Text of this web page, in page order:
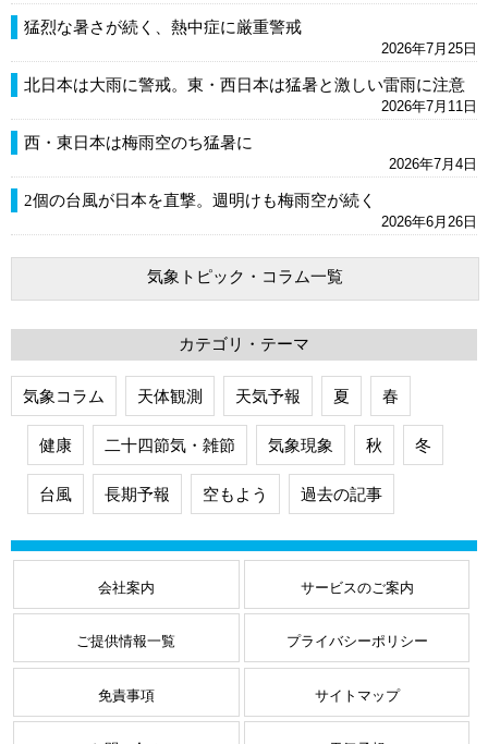
猛烈な暑さが続く、熱中症に厳重警戒
2026年7月25日
北日本は大雨に警戒。東・西日本は猛暑と激しい雷雨に注意
2026年7月11日
西・東日本は梅雨空のち猛暑に
2026年7月4日
2個の台風が日本を直撃。週明けも梅雨空が続く
2026年6月26日
気象トピック・コラム一覧
カテゴリ・テーマ
気象コラム 天体観測 天気予報 夏 春
健康 二十四節気・雑節 気象現象 秋 冬
台風 長期予報 空もよう 過去の記事
会社案内 サービスのご案内
ご提供情報一覧 プライバシーポリシー
免責事項 サイトマップ